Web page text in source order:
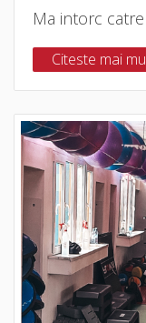
Ma intorc
Citeste mai